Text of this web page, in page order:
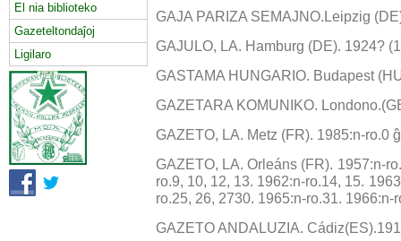
El nia biblioteko
Gazeteltondaĵoj
Ligilaro
GAJA PARIZA SEMAJNO.Leipzig
GAJULO, LA. Hamburg (DE). 1924?
GASTAMA HUNGARIO. Budapest
GAZETARA KOMUNIKO.
GAZETO, LA. Metz (FR). 1985:n-ro.0
GAZETO, LA. Orleáns (FR). 1957:n-
ro.9, 10, 12, 13. 1962:n-ro.14, 15.
ro.25, 26, 2730. 1965:n-ro.31. 1966:n-
GAZETO ANDALUZIA.